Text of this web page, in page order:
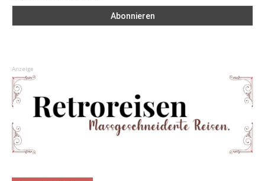
Anzeige